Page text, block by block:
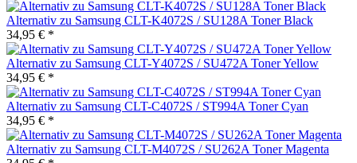
Alternativ zu Samsung CLT-K4072S / SU128A Toner Black
34,95 € *
Alternativ zu Samsung CLT-Y4072S / SU472A Toner Yellow
34,95 € *
Alternativ zu Samsung CLT-C4072S / ST994A Toner Cyan
34,95 € *
Alternativ zu Samsung CLT-M4072S / SU262A Toner Magenta